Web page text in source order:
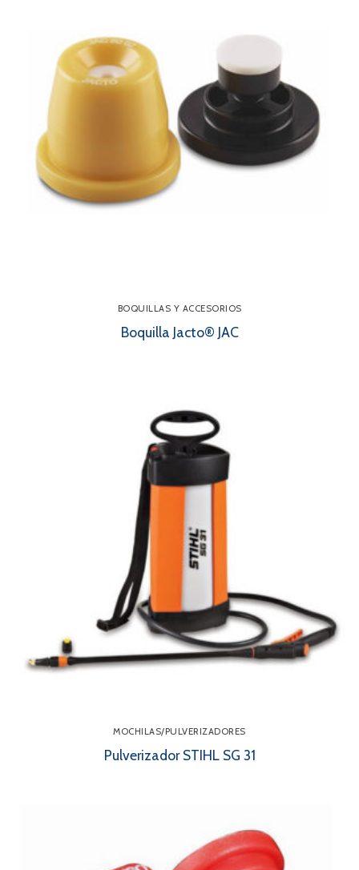
BOQUILLAS Y ACCESORIOS
Boquilla Jacto® JAC
MOCHILAS/PULVERIZADORES
Pulverizador STIHL SG 31